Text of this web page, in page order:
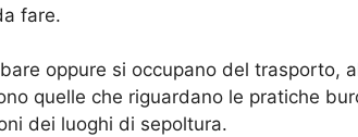
fare.
oppure si occupano del trasporto,
quelle che riguardano le pratiche
dei luoghi di sepoltura.